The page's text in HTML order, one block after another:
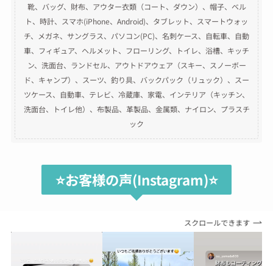
靴、バッグ、財布、アウター衣類（コート、ダウン）、帽子、ベル
ト、時計、スマホ(iPhone、Android)、タブレット、スマートウォッ
チ、メガネ、サングラス、パソコン(PC)、名刺ケース、自転車、自動
車、フィギュア、ヘルメット、フローリング、トイレ、浴槽、キッチ
ン、洗面台、ランドセル、アウトドアウェア（スキー、スノーボー
ド、キャンプ）、スーツ、釣り具、バックパック（リュック）、スー
ツケース、自動車、テレビ、冷蔵庫、家電、インテリア（キッチン、
洗面台、トイレ他）、布製品、革製品、金属類、ナイロン、プラスチ
ック
⭐️お客様の声(Instagram)⭐️
スクロールできます